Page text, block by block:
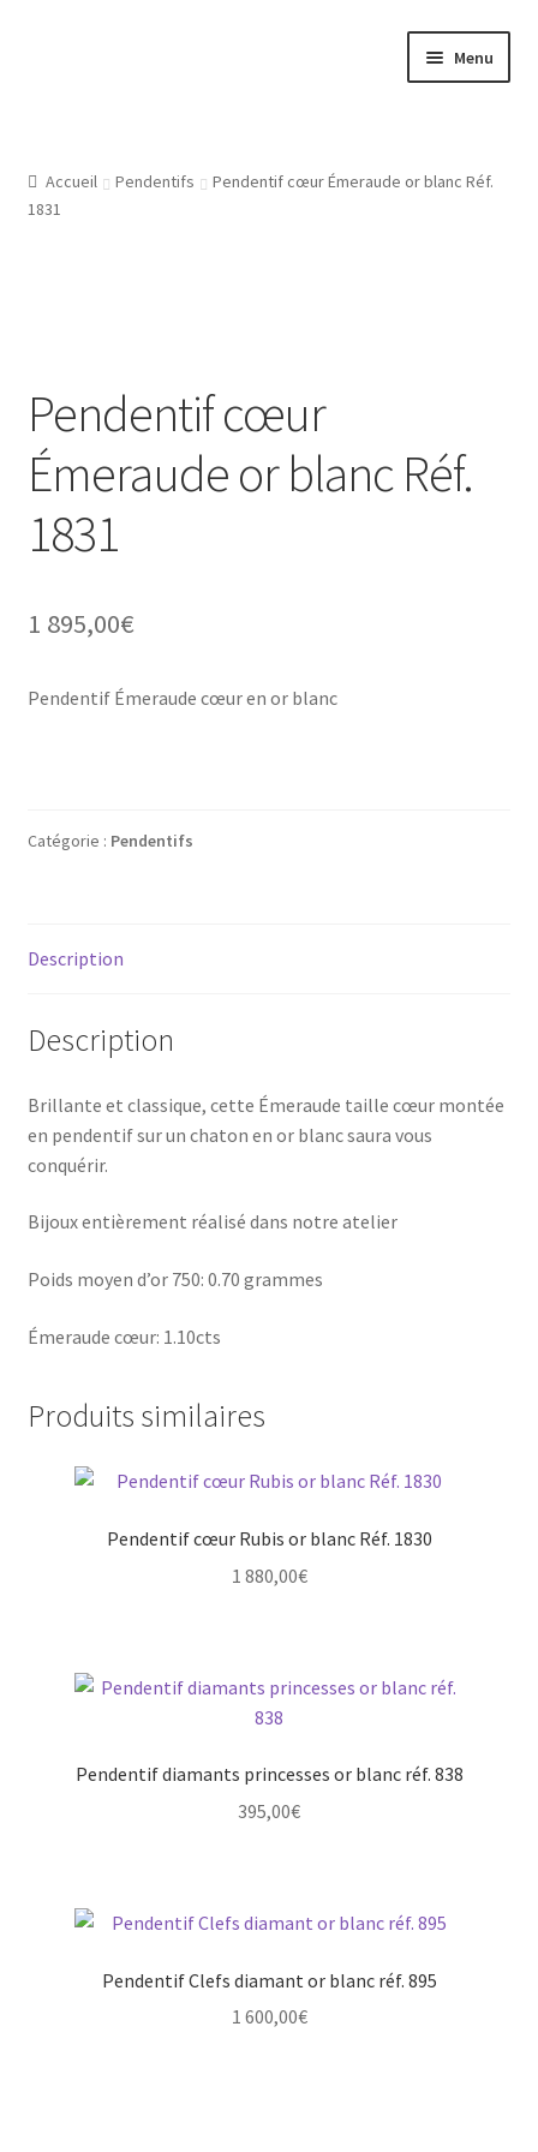
Menu
Atelier
Gravure Bijoux, Bagues, Pendentifs, Bracelets, Les Modeles
De Gravures
L’Atelier De Bijouterie Et Joaillerie
Mon compte
New products
Page d’exemple
Accueil Pendentifs
Pendentif cœur Émeraude or blanc Réf.
1831
Pendentif cœur
Émeraude or blanc Réf.
1831
1 895,00€
Pendentif Émeraude cœur en or blanc
Catégorie : Pendentifs
Description
Description
Brillante et classique, cette Émeraude taille cœur montée
en pendentif sur un chaton en or blanc saura vous
conquérir.
Bijoux entièrement réalisé dans notre atelier
Poids moyen d’or 750: 0.70 grammes
Émeraude cœur: 1.10cts
Produits similaires
Pendentif cœur Rubis or blanc Réf. 1830
1 880,00€
Pendentif diamants princesses or blanc réf. 838
395,00€
Pendentif Clefs diamant or blanc réf. 895
1 600,00€